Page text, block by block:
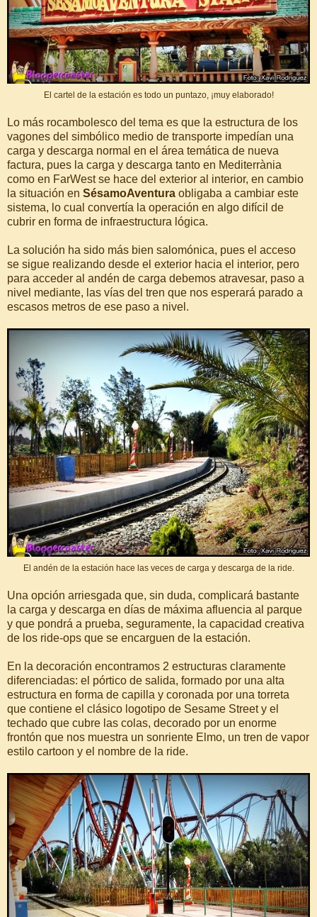
El cartel de la estación es todo un puntazo, ¡muy elaborado!
Lo más rocambolesco del tema es que la estructura de los
vagones del simbólico medio de transporte impedían una
carga y descarga normal en el área temática de nueva
factura, pues la carga y descarga tanto en Mediterrània
como en FarWest se hace del exterior al interior, en cambio
la situación en SésamoAventura obligaba a cambiar este
sistema, lo cual convertía la operación en algo difícil de
cubrir en forma de infraestructura lógica.
La solución ha sido más bien salomónica, pues el acceso
se sigue realizando desde el exterior hacia el interior, pero
para acceder al andén de carga debemos atravesar, paso a
nivel mediante, las vías del tren que nos esperará parado a
escasos metros de ese paso a nivel.
El andén de la estación hace las veces de carga y descarga de la ride.
Una opción arriesgada que, sin duda, complicará bastante
la carga y descarga en días de máxima afluencia al parque
y que pondrá a prueba, seguramente, la capacidad creativa
de los ride-ops que se encarguen de la estación.
En la decoración encontramos 2 estructuras claramente
diferenciadas: el pórtico de salida, formado por una alta
estructura en forma de capilla y coronada por una torreta
que contiene el clásico logotipo de Sesame Street y el
techado que cubre las colas, decorado por un enorme
frontón que nos muestra un sonriente Elmo, un tren de vapor
estilo cartoon y el nombre de la ride.